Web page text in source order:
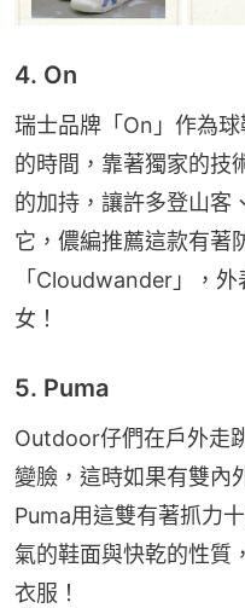
4. On
瑞士品牌「On」作為
的時間，靠著獨家的技
的加持，讓許多登山客
它，儂編推薦這款有著
「Cloudwander」，
女！
5. Puma
Outdoor仔們在戶外走
變臉，這時如果有雙內
Puma用這雙有著抓力
氣的鞋面與快乾的性質
衣服！